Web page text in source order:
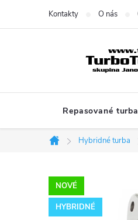
Kontakty O nás
Repasované turba
Domov
Hybridné turba
NOVÉ
HYBRIDNÉ